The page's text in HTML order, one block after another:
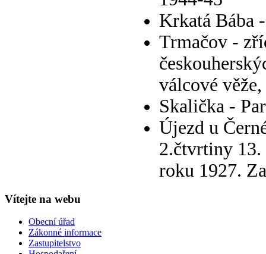
Krkatá Bába
Trmačov -
válcové
Skalička -
Újezd u
2.čtvrtiny 13.
roku 1927.
Vítejte na webu
Obecní úřad
Zákonné informace
Zastupitelstvo